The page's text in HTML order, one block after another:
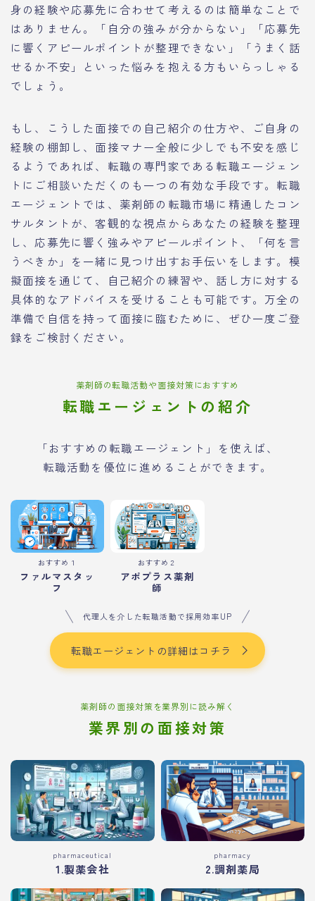
身の経験や応募先に合わせて考えるのは簡単なことで
はありません。「自分の強みが分からない」「応募先
に響くアピールポイントが整理できない」「うまく話
せるか不安」といった悩みを抱える方もいらっしゃる
でしょう。
もし、こうした面接での自己紹介の仕方や、ご自身の
経験の棚卸し、面接マナー全般に少しでも不安を感じ
るようであれば、転職の専門家である転職エージェン
トにご相談いただくのも一つの有効な手段です。転職
エージェントでは、薬剤師の転職市場に精通したコン
サルタントが、客観的な視点からあなたの経験を整理
し、応募先に響く強みやアピールポイント、「何を言
うべきか」を一緒に見つけ出すお手伝いをします。模
擬面接を通じて、自己紹介の練習や、話し方に対する
具体的なアドバイスを受けることも可能です。万全の
準備で自信を持って面接に臨むために、ぜひ一度ご登
録をご検討ください。
薬剤師の転職活動や面接対策におすすめ
転職エージェントの紹介
「おすすめの転職エージェント」を使えば、
転職活動を優位に進めることができます。
おすすめ１
ファルマスタッ
フ
おすすめ２
アポプラス薬剤
師
代理人を介した転職活動で採用効率UP
転職エージェントの詳細はコチラ
薬剤師の面接対策を業界別に読み解く
業界別の面接対策
pharmaceutical
1.製薬会社
pharmacy
2.調剤薬局